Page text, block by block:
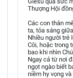
Thượng Hội
Các con thân
ta, tỏa sáng
Nhiều người trẻ
Côi, hoặc trong
bao khi nhìn
Ngay cả từ nơi
ngọt ngào biết
niềm hy vọng